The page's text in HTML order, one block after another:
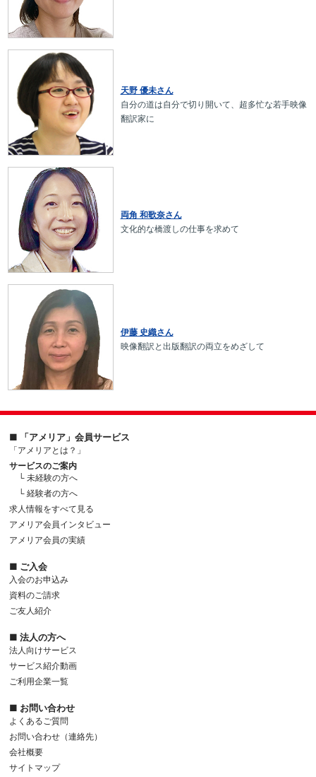
天野 優未さん
自分の道は自分で切り開いて、超多忙な若手映像
翻訳家に
両角 和歌奈さん
文化的な橋渡しの仕事を求めて
伊藤 史織さん
映像翻訳と出版翻訳の両立をめざして
■ 「アメリア」会員サービス
「アメリアとは？」
サービスのご案内
└ 未経験の方へ
└ 経験者の方へ
求人情報をすべて見る
アメリア会員インタビュー
アメリア会員の実績
■ ご入会
入会のお申込み
資料のご請求
ご友人紹介
■ 法人の方へ
法人向けサービス
サービス紹介動画
ご利用企業一覧
■ お問い合わせ
よくあるご質問
お問い合わせ（連絡先）
会社概要
サイトマップ